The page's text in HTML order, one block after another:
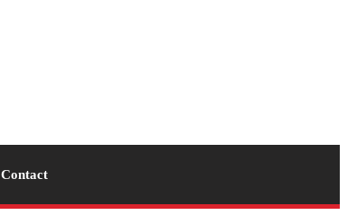
Contact